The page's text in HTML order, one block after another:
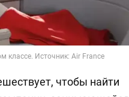
классе. Источник: Air France
чтобы найти